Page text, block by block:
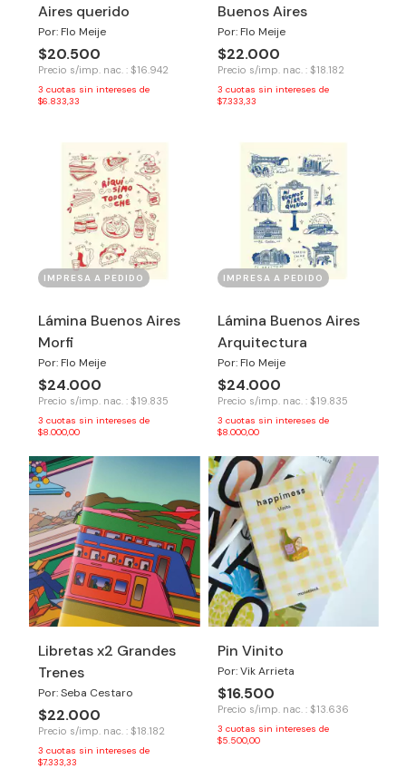
Aires querido
Por: Flo Meije
$20.500
Precio s/imp. nac. : $16.942
3 cuotas sin intereses de
$6.833,33
Buenos Aires
Por: Flo Meije
$22.000
Precio s/imp. nac. : $18.182
3 cuotas sin intereses de
$7.333,33
IMPRESA A PEDIDO
Lámina Buenos Aires
Morfi
Por: Flo Meije
$24.000
Precio s/imp. nac. : $19.835
3 cuotas sin intereses de
$8.000,00
IMPRESA A PEDIDO
Lámina Buenos Aires
Arquitectura
Por: Flo Meije
$24.000
Precio s/imp. nac. : $19.835
3 cuotas sin intereses de
$8.000,00
Libretas x2 Grandes
Trenes
Por: Seba Cestaro
$22.000
Precio s/imp. nac. : $18.182
3 cuotas sin intereses de
$7.333,33
Pin Vinito
Por: Vik Arrieta
$16.500
Precio s/imp. nac. : $13.636
3 cuotas sin intereses de
$5.500,00